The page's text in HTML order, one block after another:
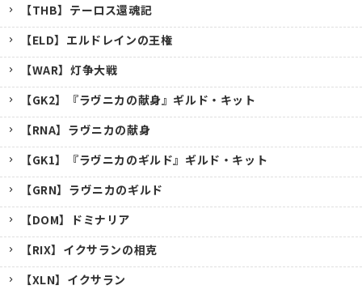
【THB】テーロス還魂記
【ELD】エルドレインの王権
【WAR】灯争大戦
【GK2】『ラヴニカの献身』ギルド・キット
【RNA】ラヴニカの献身
【GK1】『ラヴニカのギルド』ギルド・キット
【GRN】ラヴニカのギルド
【DOM】ドミナリア
【RIX】イクサランの相克
【XLN】イクサラン